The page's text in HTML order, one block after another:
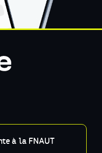
à la FNAUT